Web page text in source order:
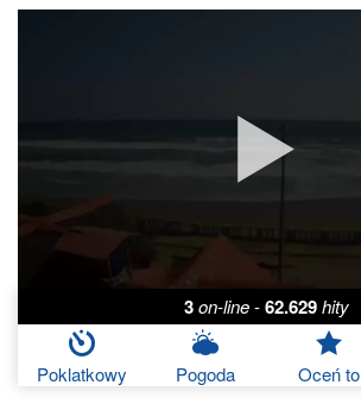
3 on-line - 62.629 hity
Poklatkowy Pogoda Oceń to